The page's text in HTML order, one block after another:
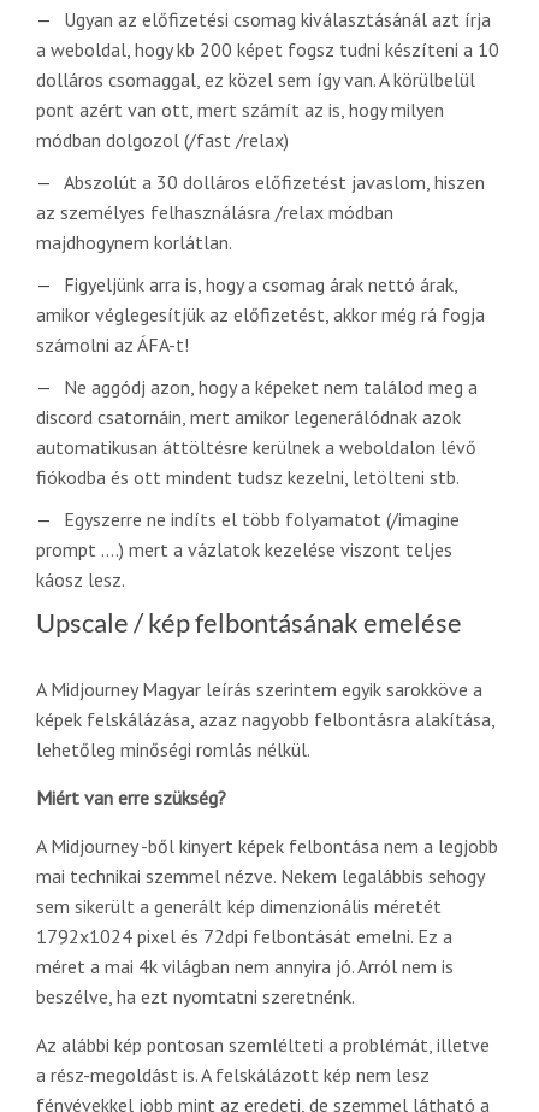
Ugyan az előfizetési csomag kiválasztásánál azt írja
a weboldal, hogy kb 200 képet fogsz tudni készíteni a 10
dolláros csomaggal, ez közel sem így van. A körülbelül
pont azért van ott, mert számít az is, hogy milyen
módban dolgozol (/fast /relax)
Abszolút a 30 dolláros előfizetést javaslom, hiszen
az személyes felhasználásra /relax módban
majdhogynem korlátlan.
Figyeljünk arra is, hogy a csomag árak nettó árak,
amikor véglegesítjük az előfizetést, akkor még rá fogja
számolni az ÁFA-t!
Ne aggódj azon, hogy a képeket nem találod meg a
discord csatornáin, mert amikor legenerálódnak azok
automatikusan áttöltésre kerülnek a weboldalon lévő
fiókodba és ott mindent tudsz kezelni, letölteni stb.
Egyszerre ne indíts el több folyamatot (/imagine
prompt ....) mert a vázlatok kezelése viszont teljes
káosz lesz.
Upscale / kép felbontásának emelése
A Midjourney Magyar leírás szerintem egyik sarokköve a
képek felskálázása, azaz nagyobb felbontásra alakítása,
lehetőleg minőségi romlás nélkül.
Miért van erre szükség?
A Midjourney -ből kinyert képek felbontása nem a legjobb
mai technikai szemmel nézve. Nekem legalábbis sehogy
sem sikerült a generált kép dimenzionális méretét
1792x1024 pixel és 72dpi felbontását emelni. Ez a
méret a mai 4k világban nem annyira jó. Arról nem is
beszélve, ha ezt nyomtatni szeretnénk.
Az alábbi kép pontosan szemlélteti a problémát, illetve
a rész-megoldást is. A felskálázott kép nem lesz
fényévekkel jobb mint az eredeti, de szemmel látható a